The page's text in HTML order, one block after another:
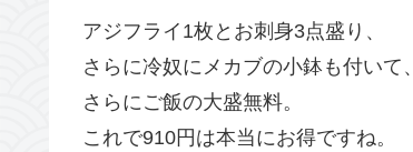
アジフライ1枚とお刺身3点盛り、
さらに冷奴にメカブの小鉢も付いて、
さらにご飯の大盛無料。
これで910円は本当にお得ですね。